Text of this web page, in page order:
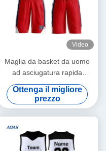
Video
Maglia da basket da uomo
ad asciugatura rapida
traspirante 100% poliestere
nuova di alta qualità per
allenamento 100% poliestere
stampata da basket
Ottenga il migliore
prezzo